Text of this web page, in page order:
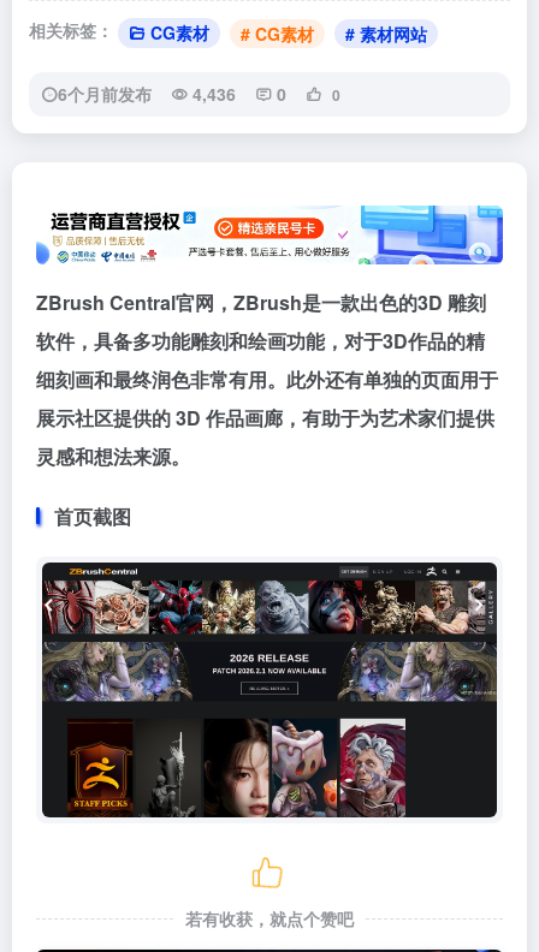
相关标签： CG素材 # CG素材 # 素材网站
6个月前发布 4,436 0 0
ZBrush Central官网，ZBrush是一款出色的3D 雕刻
软件，具备多功能雕刻和绘画功能，对于3D作品的精
细刻画和最终润色非常有用。此外还有单独的页面用于
展示社区提供的 3D 作品画廊，有助于为艺术家们提供
灵感和想法来源。
首页截图
若有收获，就点个赞吧